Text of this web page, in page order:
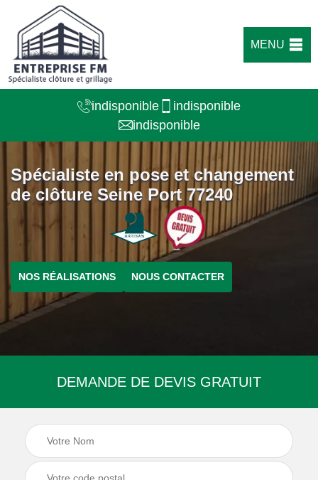
MENU
indisponible
indisponible
indisponible
Spécialiste en pose et changement
de clôture Seine Port 77240
NOS RÉALISATIONS NOUS CONTACTER
DEMANDE DE DEVIS GRATUIT